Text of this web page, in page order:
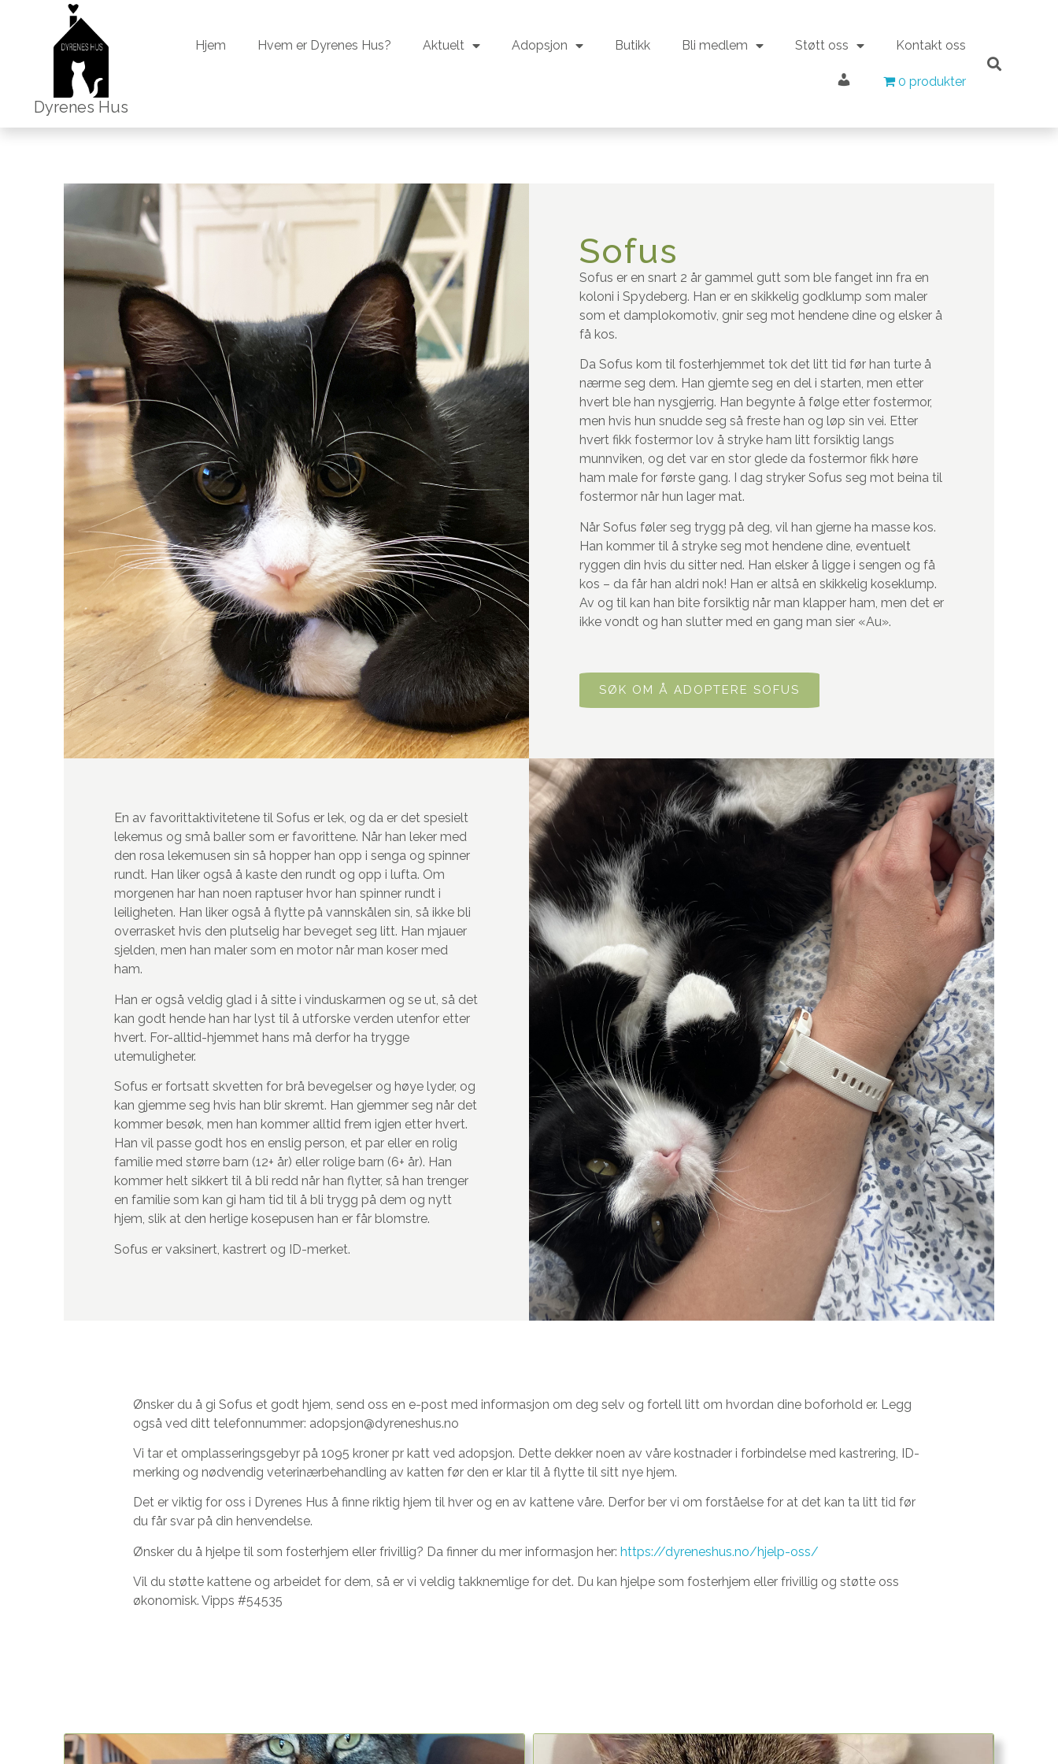
Dyrenes Hus
Hjem Hvem er Dyrenes Hus? Aktuelt Adopsjon Butikk Bli medlem Støtt oss Kontakt oss
Min konto 0 produkter
0 produkter
Sofus
Sofus er en snart 2 år gammel gutt som ble fanget inn fra en
koloni i Spydeberg. Han er en skikkelig godklump som maler
som et damplokomotiv, gnir seg mot hendene dine og elsker å
få kos.
Da Sofus kom til fosterhjemmet tok det litt tid før han turte å
nærme seg dem. Han gjemte seg en del i starten, men etter
hvert ble han nysgjerrig. Han begynte å følge etter fostermor,
men hvis hun snudde seg så freste han og løp sin vei. Etter
hvert fikk fostermor lov å stryke ham litt forsiktig langs
munnviken, og det var en stor glede da fostermor fikk høre
ham male for første gang. I dag stryker Sofus seg mot beina til
fostermor når hun lager mat.
Når Sofus føler seg trygg på deg, vil han gjerne ha masse kos.
Han kommer til å stryke seg mot hendene dine, eventuelt
ryggen din hvis du sitter ned. Han elsker å ligge i sengen og få
kos – da får han aldri nok! Han er altså en skikkelig koseklump.
Av og til kan han bite forsiktig når man klapper ham, men det er
ikke vondt og han slutter med en gang man sier «Au».
SØK OM Å ADOPTERE SOFUS
En av favorittaktivitetene til Sofus er lek, og da er det spesielt
lekemus og små baller som er favorittene. Når han leker med
den rosa lekemusen sin så hopper han opp i senga og spinner
rundt. Han liker også å kaste den rundt og opp i lufta. Om
morgenen har han noen raptuser hvor han spinner rundt i
leiligheten. Han liker også å flytte på vannskålen sin, så ikke bli
overrasket hvis den plutselig har beveget seg litt. Han mjauer
sjelden, men han maler som en motor når man koser med
ham.
Han er også veldig glad i å sitte i vinduskarmen og se ut, så det
kan godt hende han har lyst til å utforske verden utenfor etter
hvert. For-alltid-hjemmet hans må derfor ha trygge
utemuligheter.
Sofus er fortsatt skvetten for brå bevegelser og høye lyder, og
kan gjemme seg hvis han blir skremt. Han gjemmer seg når det
kommer besøk, men han kommer alltid frem igjen etter hvert.
Han vil passe godt hos en enslig person, et par eller en rolig
familie med større barn (12+ år) eller rolige barn (6+ år). Han
kommer helt sikkert til å bli redd når han flytter, så han trenger
en familie som kan gi ham tid til å bli trygg på dem og nytt
hjem, slik at den herlige kosepusen han er får blomstre.
Sofus er vaksinert, kastrert og ID-merket.
Ønsker du å gi Sofus et godt hjem, send oss en e-post med informasjon om deg selv og fortell litt om hvordan dine boforhold er. Legg
også ved ditt telefonnummer: adopsjon@dyreneshus.no
Vi tar et omplasseringsgebyr på 1095 kroner pr katt ved adopsjon. Dette dekker noen av våre kostnader i forbindelse med kastrering, ID-
merking og nødvendig veterinærbehandling av katten før den er klar til å flytte til sitt nye hjem.
Det er viktig for oss i Dyrenes Hus å finne riktig hjem til hver og en av kattene våre. Derfor ber vi om forståelse for at det kan ta litt tid før
du får svar på din henvendelse.
Ønsker du å hjelpe til som fosterhjem eller frivillig? Da finner du mer informasjon her:https://dyreneshus.no/hjelp-oss/
Vil du støtte kattene og arbeidet for dem, så er vi veldig takknemlige for det. Du kan hjelpe som fosterhjem eller frivillig og støtte oss
økonomisk. Vipps #54535